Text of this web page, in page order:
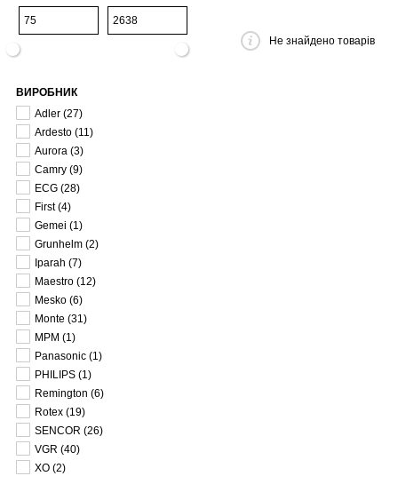
ВИРОБНИК
Adler (27)
Ardesto (11)
Aurora (3)
Camry (9)
ECG (28)
First (4)
Gemei (1)
Grunhelm (2)
Iparah (7)
Maestro (12)
Mesko (6)
Monte (31)
MPM (1)
Panasonic (1)
PHILIPS (1)
Remington (6)
Rotex (19)
SENCOR (26)
VGR (40)
XO (2)
Не знайдено товарів